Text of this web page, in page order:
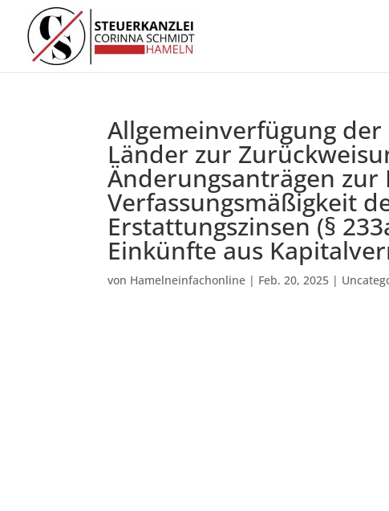
Allgemeinverfügung
Länder zur
Änderungsanträgen zur
Verfassungsmäßigkeit
Erstattungszinsen (§
Einkünfte aus
von Hamelneinfachonline | Feb. 20, 2025 |